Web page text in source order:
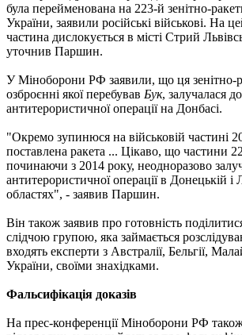
була перейменована на 223-й зенітно-
України, заявили російські військові. На
частина дислокується в місті Стрий
уточнив Паршин.
У Міноборони РФ заявили, що ця зенітно-
озброєнні якої перебував Бук, залучалася до
антитерористичної операції на Донбасі.
"Окремо зупинюся на військовій частині
поставлена ​​ракета ... Цікаво, що частини
починаючи з 2014 року, неодноразово
антитерористичної операції в Донецькій і
областях", - заявив Паршин.
Він також заявив про готовність
слідчою групою, яка займається
входять експерти з Австралії, Бельгії,
України, своїми знахідками.
Фальсифікація доказів
На прес-конференції Міноборони РФ